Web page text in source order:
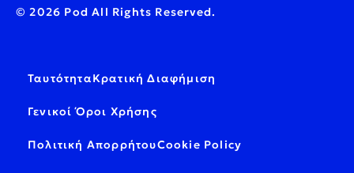
© 2026 Pod All Rights Reserved.
ΤαυτότηταΚρατική Διαφήμιση
Γενικοί Όροι Χρήσης
Πολιτική ΑπορρήτουCookie Policy